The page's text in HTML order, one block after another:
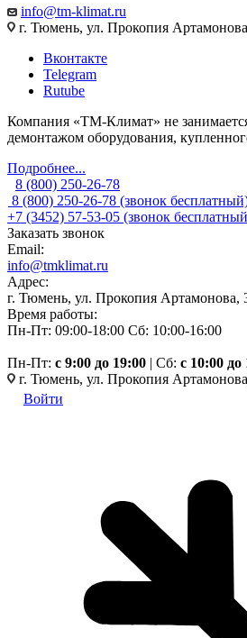
info@tm-klimat.ru
г. Тюмень, ул. Прокопия
Вконтакте
Telegram
Rutube
Компания «ТМ-Климат» не
демонтажом оборудования,
Подробнее...
8 (800) 250-26-78
8 (800) 250-26-78 (звонок
+7 (3452) 57-53-05 (звонок
Заказать звонок
Email:
info@tmklimat.ru
Адрес:
г. Тюмень, ул. Прокопия Артамонова,
Время работы:
Пн-Пт: 09:00-18:00 Сб: 10:00-16:00
Пн-Пт: c 9:00 до 19:00 | Сб: с 10:00 до
г. Тюмень, ул. Прокопия
Войти